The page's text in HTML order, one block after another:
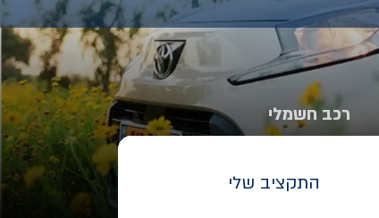
רכב חשמלי
התקציב שלי